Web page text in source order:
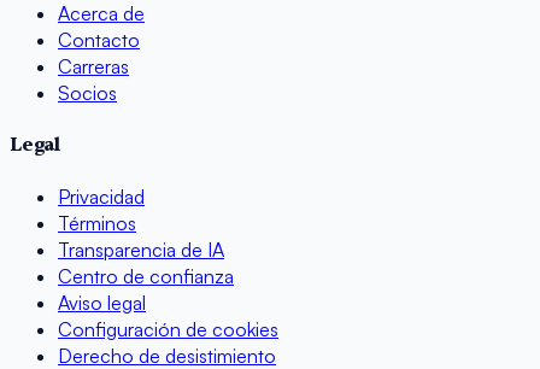
Acerca de
Contacto
Carreras
Socios
Legal
Privacidad
Términos
Transparencia de IA
Centro de confianza
Aviso legal
Configuración de cookies
Derecho de desistimiento